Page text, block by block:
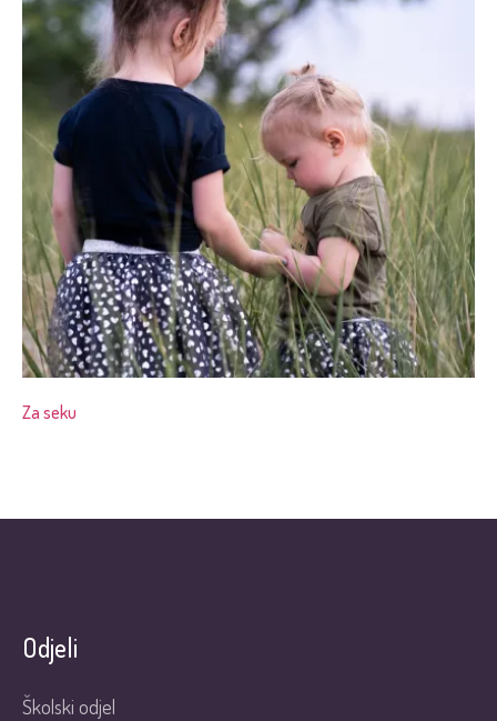
Za seku
Odjeli
Školski odjel